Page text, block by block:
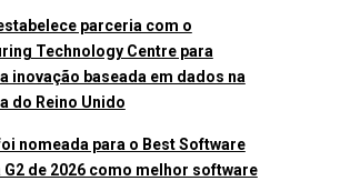
parceria com o
Technology Centre para
inovação baseada em dados na
do Reino Unido
nomeada para o Best Software
G2 de 2026 como melhor software